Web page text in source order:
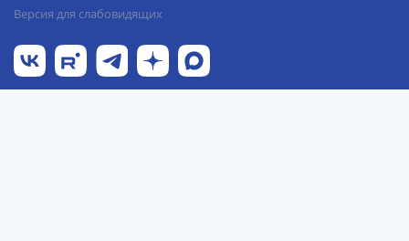
Версия для слабовидящих